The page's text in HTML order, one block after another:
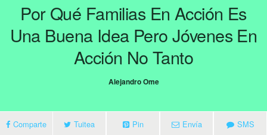
Por Qué Familias En Acción Es
Una Buena Idea Pero Jóvenes En
Acción No Tanto
Alejandro Ome
Comparte Tuitea Pin Envía SMS